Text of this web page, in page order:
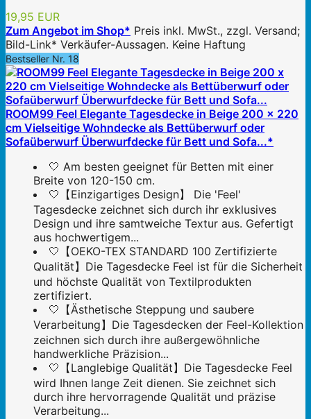
19,95 EUR
Zum Angebot im Shop* Preis inkl. MwSt., zzgl. Versand;
Bild-Link* Verkäufer-Aussagen. Keine Haftung
Bestseller Nr. 18
ROOM99 Feel Elegante Tagesdecke in Beige 200 x 220
cm Vielseitige Wohndecke als Bettüberwurf oder
Sofaüberwurf Überwurfdecke für Bett und Sofa...*
🤍 Am besten geeignet für Betten mit einer
Breite von 120-150 cm.
🤍【Einzigartiges Design】 Die 'Feel'
Tagesdecke zeichnet sich durch ihr exklusives
Design und ihre samtweiche Textur aus. Gefertigt
aus hochwertigem...
🤍【OEKO-TEX STANDARD 100 Zertifizierte
Qualität】Die Tagesdecke Feel ist für die Sicherheit
und höchste Qualität von Textilprodukten
zertifiziert.
🤍【Ästhetische Steppung und saubere
Verarbeitung】Die Tagesdecken der Feel-Kollektion
zeichnen sich durch ihre außergewöhnliche
handwerkliche Präzision...
🤍【Langlebige Qualität】Die Tagesdecke Feel
wird Ihnen lange Zeit dienen. Sie zeichnet sich
durch ihre hervorragende Qualität und präzise
Verarbeitung...